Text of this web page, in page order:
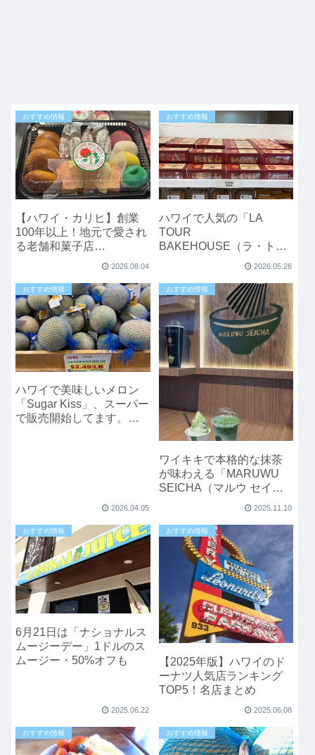
おすすめ情報
【ハワイ・カリヒ】創業
100年以上！地元で愛され
る老舗和菓子店
「Nisshodo Candy
2026.08.04
おすすめ情報
ハワイで人気の「LA
TOUR
BAKEHOUSE（ラ・トゥ
ール・ベイクハウス）」
続くローカルベーカリー
2026.05.26
おすすめ情報
ハワイで美味しいメロン
「Sugar Kiss」、スーパー
で販売開始してます。
2026.04.05
おすすめ情報
ワイキキで本格的な抹茶
が味わえる「MARUWU
SEICHA（マルウ セイチ
2025.11.10
おすすめ情報
6月21日は「ナショナルス
ムージーデー」1ドルのス
ムージー・50%オフも
2025.06.22
おすすめ情報
【2025年版】ハワイのド
ーナツ人気店ランキング
TOP5！名店まとめ
2025.06.08
おすすめ情報 おすすめ情報